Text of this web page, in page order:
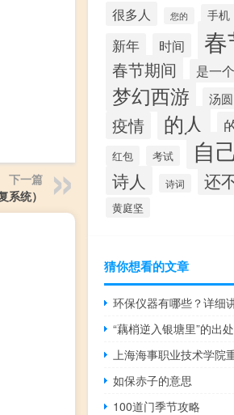
下一篇
统）
很多人 您的 手机
新年 时间
春节期间 是一个
梦幻西游 汤圆
疫情 的人
红包 考试 自
诗人 诗词 还
黄庭坚
猜你想看的文章
“藕梢逆入银塘里”的出
上海海事职业技术学院
如保赤子的意思
100道门季节攻略